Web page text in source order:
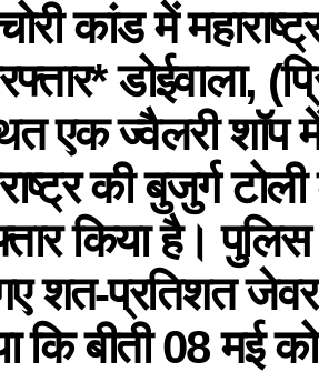
कांड में
डोईवाला,
एक ज्वैलरी शॉप
की बुजुर्ग
किया है।
शत-प्रतिशत
कि बीती 08 मई